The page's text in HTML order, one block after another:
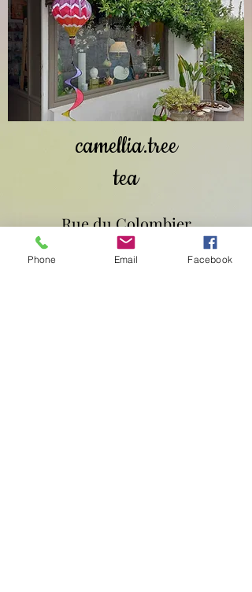
camellia.tree
tea
Rue du Colombier
17540 SAINT-SAUVEUR D'AUNIS
Phone Email Facebook